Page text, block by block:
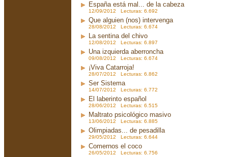
España está mal... de la cabeza
12/09/2012 Lecturas: 6.692
Que alguien (nos) intervenga
28/08/2012 Lecturas: 6.674
La sentina del chivo
12/08/2012 Lecturas: 6.897
Una izquierda aberroncha
09/08/2012 Lecturas: 6.674
¡Viva Catarroja!
28/07/2012 Lecturas: 6.862
Ser Sistema
14/07/2012 Lecturas: 6.772
El laberinto español
28/06/2012 Lecturas: 6.515
Maltrato psicológico masivo
13/06/2012 Lecturas: 6.885
Olimpiadas... de pesadilla
29/05/2012 Lecturas: 6.644
Comernos el coco
26/05/2012 Lecturas: 6.756